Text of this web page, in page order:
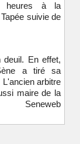
heures à la
suivie de
deuil. En effet,
a tiré sa
arbitre
maire de la
Seneweb